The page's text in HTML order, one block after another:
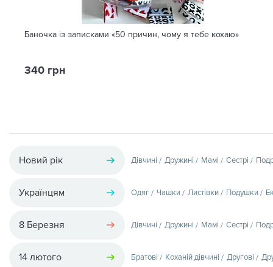
Баночка із записками «50 причин, чому я тебе кохаю»
340 грн
Новий рік Дівчині Дружині Мамі Сестрі
Українцям Одяг Чашки Листівки Подушки
8 Березня Дівчині Дружині Мамі Сестрі
14 лютого Братові Коханій дівчині Другові